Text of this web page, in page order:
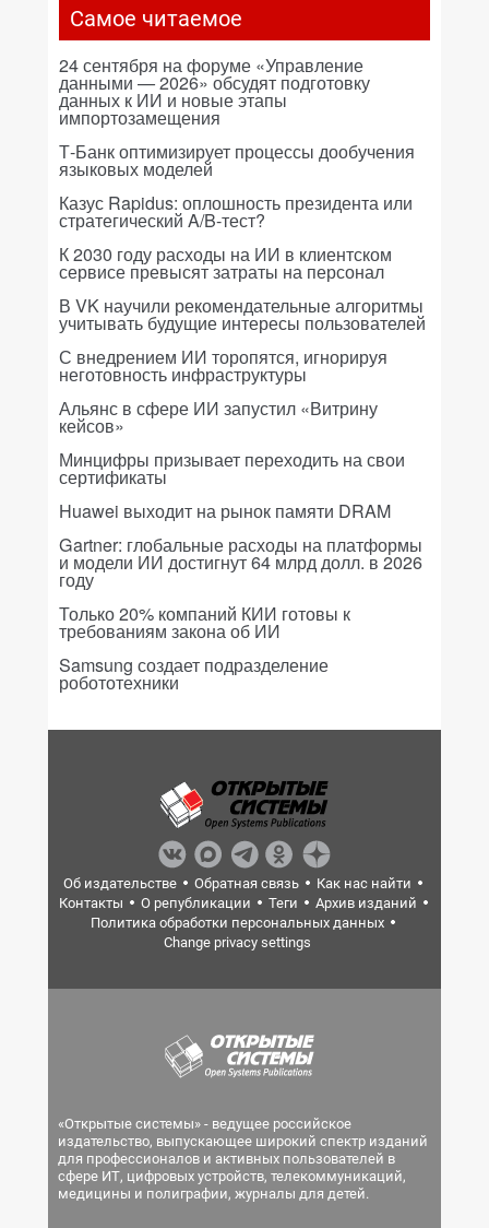
Самое читаемое
24 сентября на форуме «Управление
данными — 2026» обсудят подготовку
данных к ИИ и новые этапы
импортозамещения
Т-Банк оптимизирует процессы дообучения
языковых моделей
Казус Rapidus: оплошность президента или
стратегический A/B-тест?
К 2030 году расходы на ИИ в клиентском
сервисе превысят затраты на персонал
В VK научили рекомендательные алгоритмы
учитывать будущие интересы пользователей
С внедрением ИИ торопятся, игнорируя
неготовность инфраструктуры
Альянс в сфере ИИ запустил «Витрину
кейсов»
Минцифры призывает переходить на свои
сертификаты
Huawei выходит на рынок памяти DRAM
Gartner: глобальные расходы на платформы
и модели ИИ достигнут 64 млрд долл. в 2026
году
Только 20% компаний КИИ готовы к
требованиям закона об ИИ
Samsung создает подразделение
робототехники
Об издательстве Обратная связь
Как нас найти
Контакты
О републикации Теги
Архив изданий
Политика обработки персональных данных
Change privacy settings
«Открытые системы» - ведущее российское
издательство, выпускающее широкий спектр изданий
для профессионалов и активных пользователей в
сфере ИТ, цифровых устройств, телекоммуникаций,
медицины и полиграфии, журналы для детей.